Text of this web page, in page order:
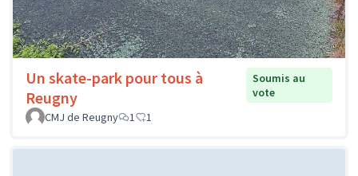
Un skate-park pour tous à
Reugny
Soumis au
vote
CMJ de Reugny
1 1